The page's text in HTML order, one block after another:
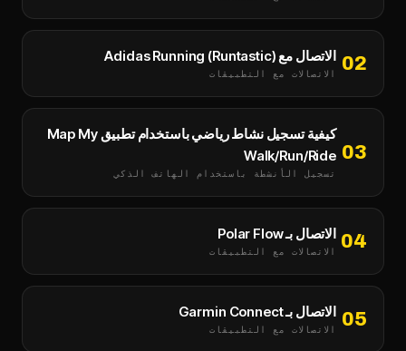
02 الاتصال مع Adidas Running (Runtastic)
الاتصالات مع التطبيقات
03
كيفية تسجيل نشاط رياضي باستخدام تطبيق Map My
Walk/Run/Ride
تسجيل الأنشطة باستخدام الهاتف الذكي
04 الاتصال بـ Polar Flow
الاتصالات مع التطبيقات
05 الاتصال بـ Garmin Connect
الاتصالات مع التطبيقات